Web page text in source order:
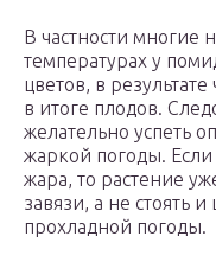
В частности многие
температурах у
цветов, в
в итоге плодов.
желательно успеть
жаркой погоды. Если
жара, то растение
завязи, а не стоять
прохладной погоды.